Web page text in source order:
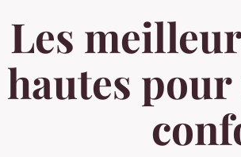
Les
hautes